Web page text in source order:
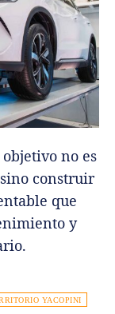
no es
construir
que
y
YACOPINI